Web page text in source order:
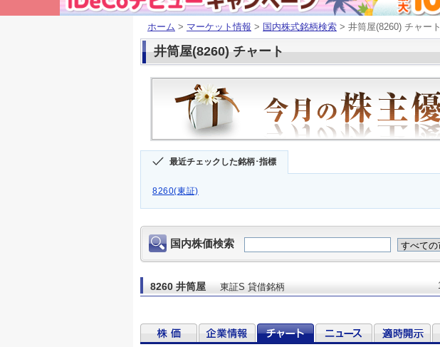
ホーム > マーケット情報 > 国内株式銘柄検索 > 井筒屋(8260) チャート
井筒屋(8260) チャート
最近チェックした銘柄･指標
8260(東証)